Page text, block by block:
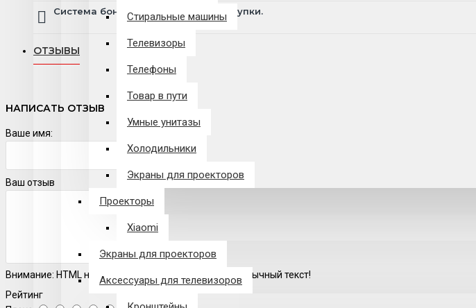
Стиральные машины
Телевизоры
Телефоны
Товар в пути
Умные унитазы
Холодильники
Экраны для проекторов
Проекторы
Xiaomi
Экраны для проекторов
Аксессуары для телевизоров
Система бонусов и подарков за покупки.
ОТЗЫВЫ
НАПИСАТЬ ОТЗЫВ
Ваше имя:
Ваш отзыв
Внимание: HTML не поддерживается! Используйте обычный текст!
Рейтинг